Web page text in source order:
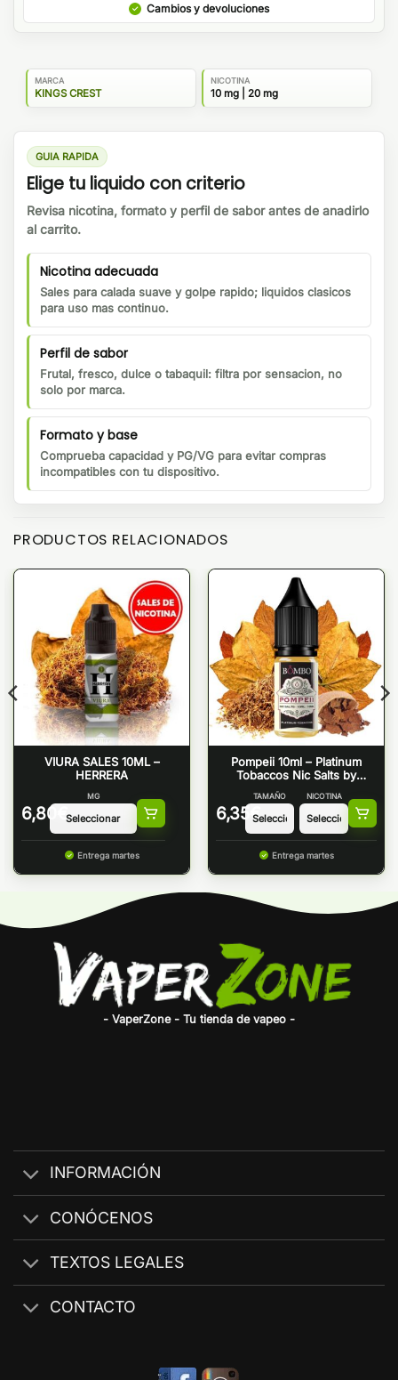
Cambios y devoluciones
MARCA
KINGS CREST
NICOTINA
10 mg | 20 mg
GUIA RAPIDA
Elige tu liquido con criterio
Revisa nicotina, formato y perfil de sabor antes de anadirlo
al carrito.
Nicotina adecuada
Sales para calada suave y golpe rapido; liquidos clasicos
para uso mas continuo.
Perfil de sabor
Frutal, fresco, dulce o tabaquil: filtra por sensacion, no
solo por marca.
Formato y base
Comprueba capacidad y PG/VG para evitar compras
incompatibles con tu dispositivo.
PRODUCTOS RELACIONADOS
VIURA SALES 10ML –
HERRERA
6,80 €
MG
Entrega martes
Pompeii 10ml – Platinum
Tobaccos Nic Salts by
Bombo
6,35 €
TAMAÑO NICOTINA
Entrega martes
- VaperZone - Tu tienda de vapeo -
INFORMACIÓN
CONÓCENOS
TEXTOS LEGALES
CONTACTO